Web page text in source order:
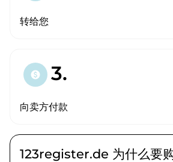
转给您
paid 3.
向卖方付款
123register.de 为什么要